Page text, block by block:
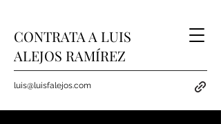
CONTRATA A LUIS
ALEJOS RAMÍREZ
luis@luisfalejos.com